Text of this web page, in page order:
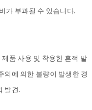
가 부과될 수 있습니다.
품 사용 및 착용한 흔적 발
의에 의한 불량이 발생한 경
발견.